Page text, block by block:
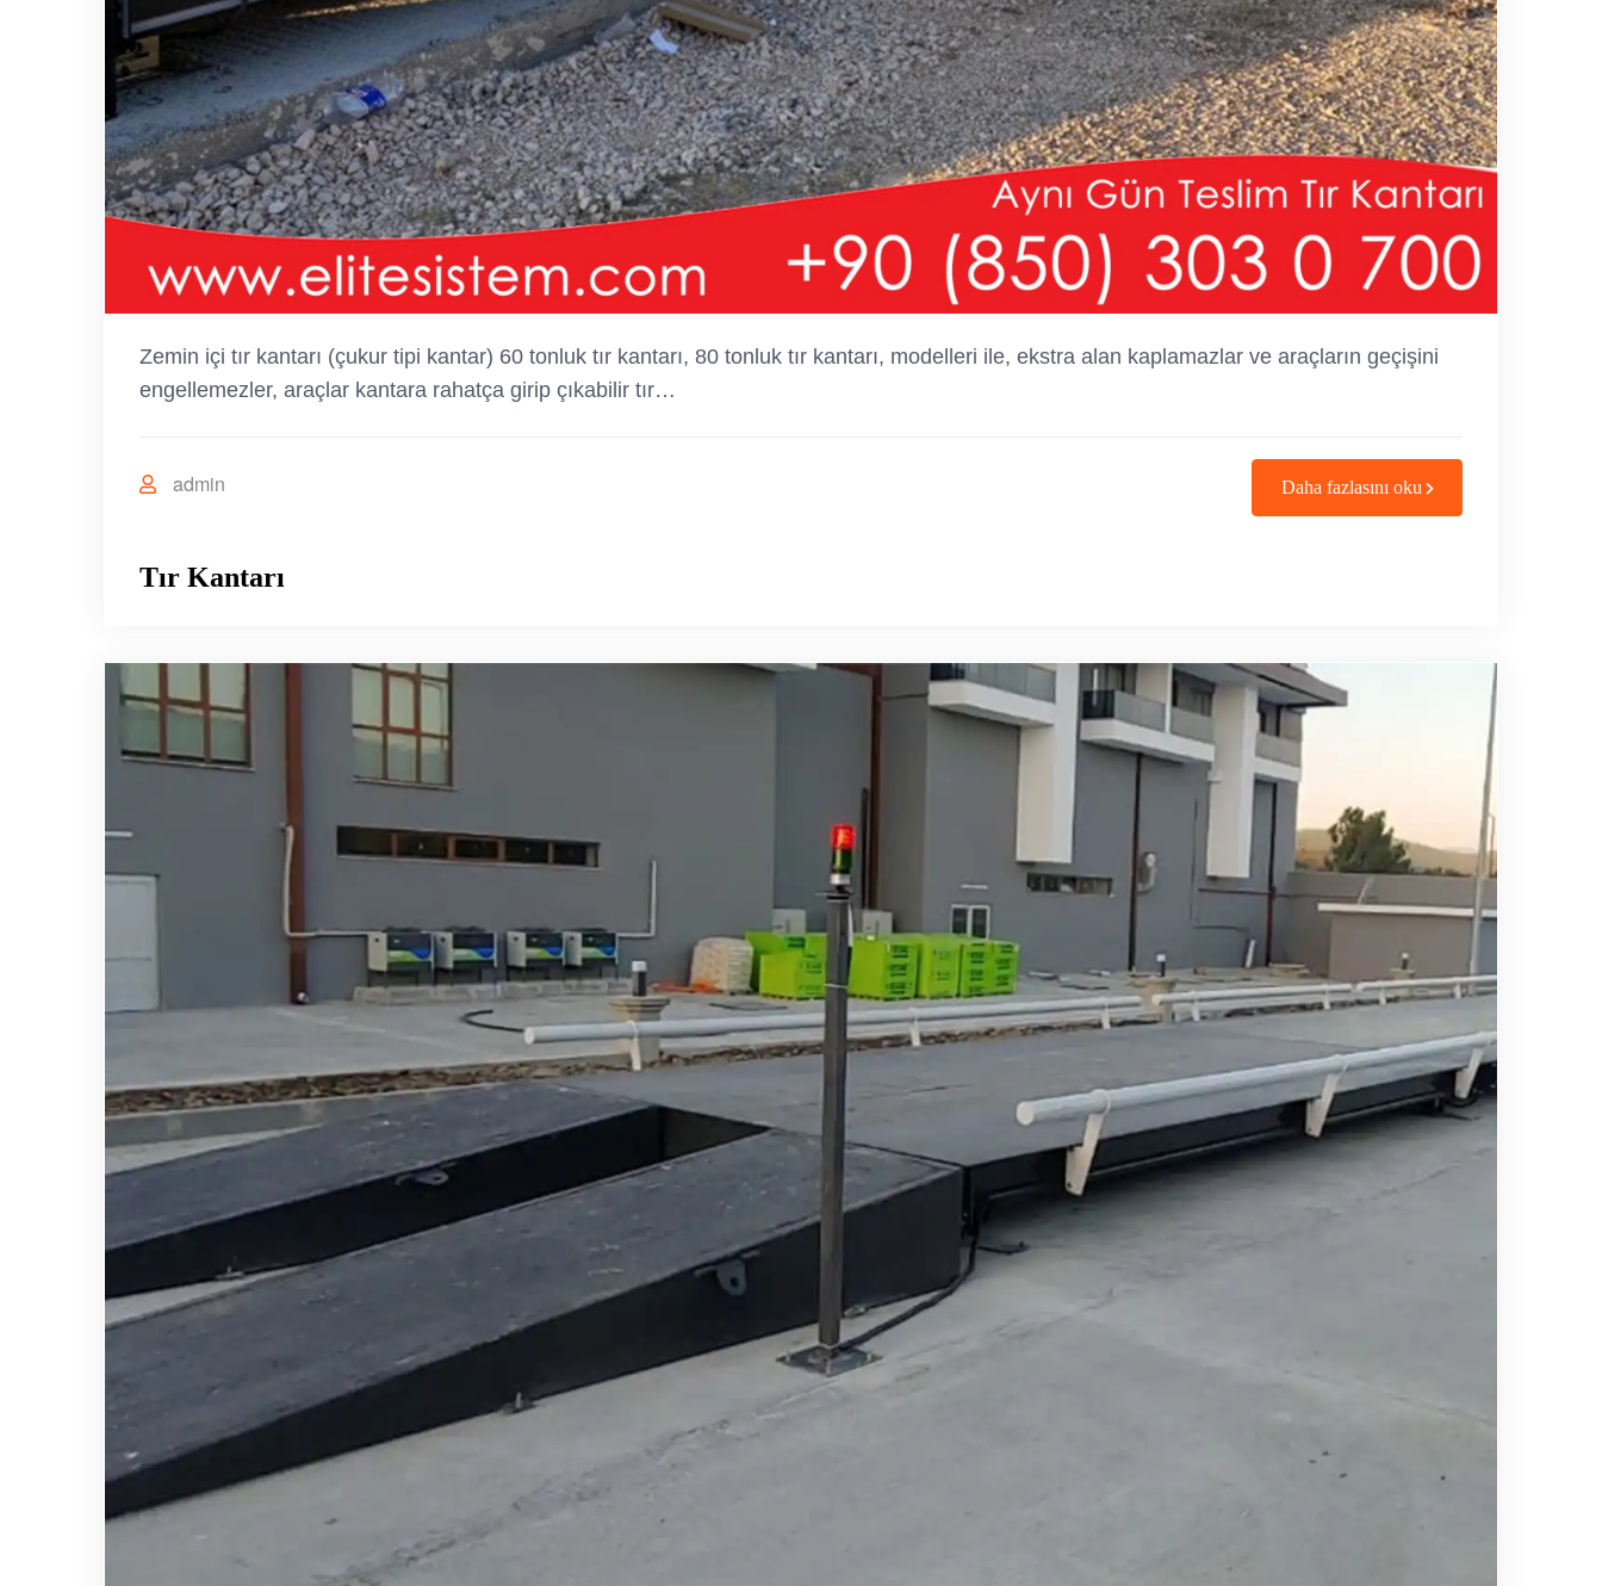
Zemin içi tır kantarı (çukur tipi kantar) 60 tonluk tır kantarı, 80 tonluk tır kantarı, modelleri ile, ekstra alan kaplamazlar ve araçların geçişini
engellemezler, araçlar kantara rahatça girip çıkabilir tır…
admin Daha fazlasını oku
Tır Kantarı